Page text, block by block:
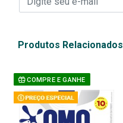
Produtos Relacionados
COMPRE E GANHE